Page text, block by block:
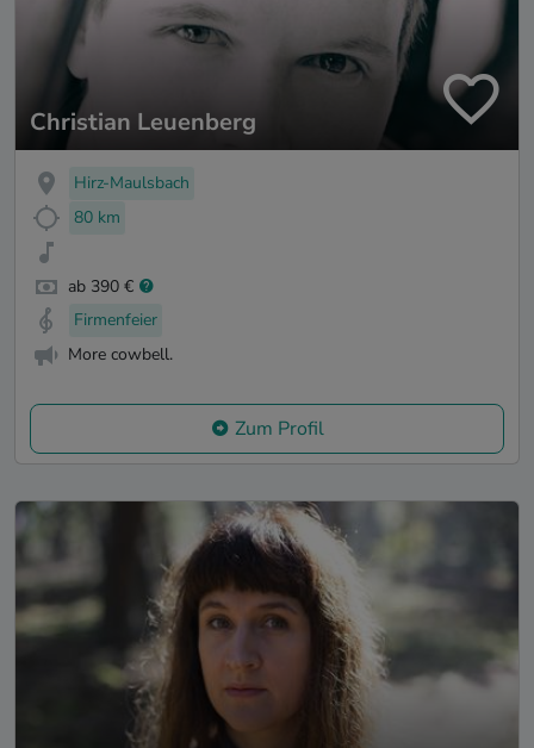
Christian Leuenberg
Hirz-Maulsbach
80 km
ab 390 €
Firmenfeier
More cowbell.
Zum Profil